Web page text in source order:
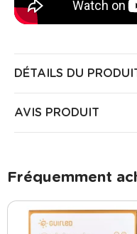
DÉTAILS DU
AVIS PRODUIT
Fréquemment